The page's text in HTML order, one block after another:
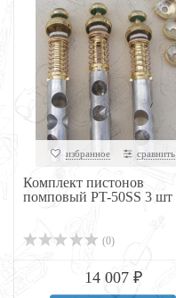
избранное сравнить
Комплект пистонов
помповый PT-50SS 3 шт
(0)
14 007 ₽